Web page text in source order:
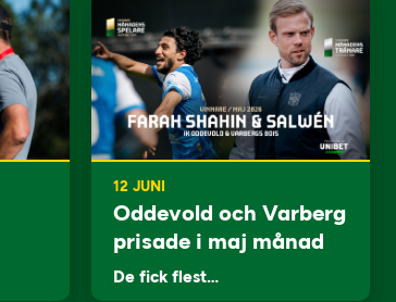
12 JUNI
Oddevold och Varberg
prisade i maj månad
De fick flest…